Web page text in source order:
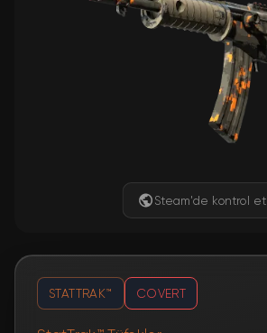
Steam'de kontrol et
STATTRAK™ COVERT